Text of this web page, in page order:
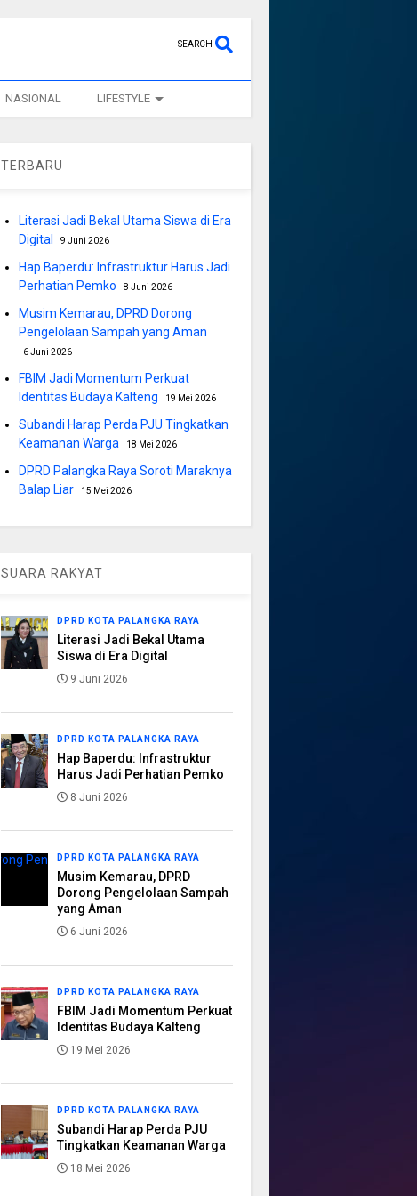
SEARCH
NASIONAL LIFESTYLE
TERBARU
Literasi Jadi Bekal Utama Siswa di Era
Digital
9 Juni 2026
Hap Baperdu: Infrastruktur Harus Jadi
Perhatian Pemko
8 Juni 2026
Musim Kemarau, DPRD Dorong
Pengelolaan Sampah yang Aman
6 Juni 2026
FBIM Jadi Momentum Perkuat
Identitas Budaya Kalteng
19 Mei 2026
Subandi Harap Perda PJU Tingkatkan
Keamanan Warga
18 Mei 2026
DPRD Palangka Raya Soroti Maraknya
Balap Liar
15 Mei 2026
SUARA RAKYAT
DPRD KOTA PALANGKA RAYA
Literasi Jadi Bekal Utama
Siswa di Era Digital
9 Juni 2026
DPRD KOTA PALANGKA RAYA
Hap Baperdu: Infrastruktur
Harus Jadi Perhatian Pemko
8 Juni 2026
DPRD KOTA PALANGKA RAYA
Musim Kemarau, DPRD
Dorong Pengelolaan Sampah
yang Aman
6 Juni 2026
DPRD KOTA PALANGKA RAYA
FBIM Jadi Momentum Perkuat
Identitas Budaya Kalteng
19 Mei 2026
DPRD KOTA PALANGKA RAYA
Subandi Harap Perda PJU
Tingkatkan Keamanan Warga
18 Mei 2026